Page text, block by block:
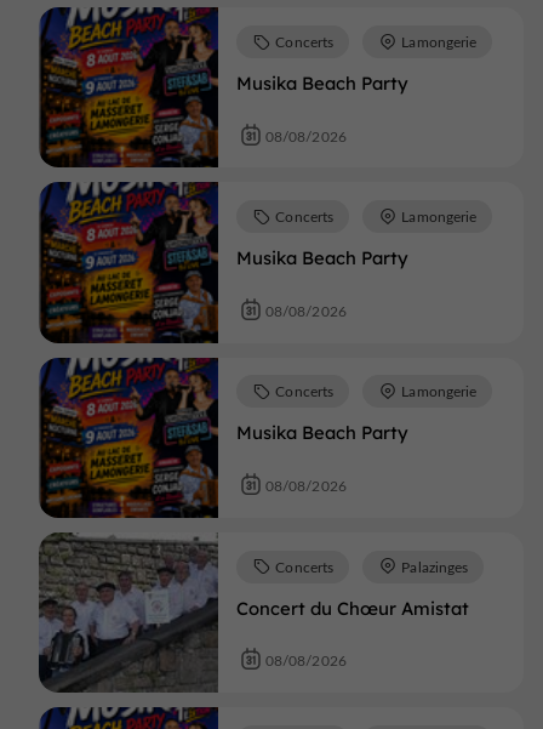
Musika Beach Party
Concerts Lamongerie
08/08/2026
Musika Beach Party
Concerts Lamongerie
08/08/2026
Musika Beach Party
Concerts Lamongerie
08/08/2026
Concert du Chœur Amistat
Concerts Palazinges
08/08/2026